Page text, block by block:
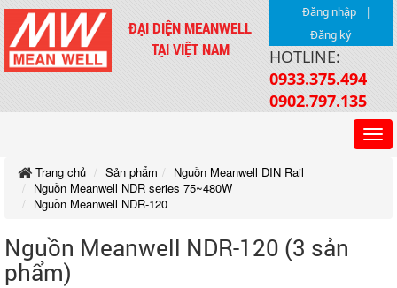
ĐẠI DIỆN MEANWELL
TẠI VIỆT NAM
Đăng nhập |
Đăng ký
HOTLINE:
0933.375.494
0902.797.135
Trang chủ Sản phẩm
Nguồn Meanwell DIN Rail
Nguồn Meanwell NDR series 75~480W
Nguồn Meanwell NDR-120
Nguồn Meanwell NDR-120 (3 sản
phẩm)